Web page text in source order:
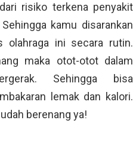
risiko terkena penyakit
kamu disarankan
olahraga ini secara rutin.
maka otot-otot dalam
Sehingga bisa
lemak dan kalori.
berenang ya!